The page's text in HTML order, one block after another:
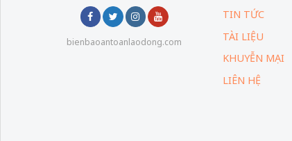
bienbaoantoanlaodong.com
TIN TỨC
TÀI LIỆU
KHUYỄN MẠI
LIÊN HỆ